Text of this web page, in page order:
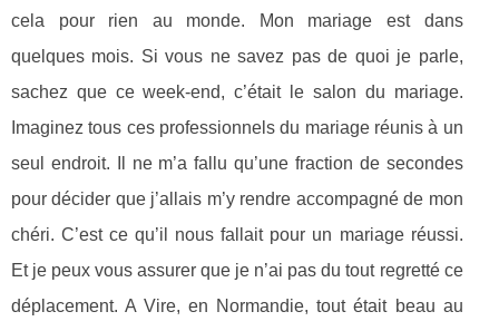
cela pour rien au monde. Mon mariage est dans
quelques mois. Si vous ne savez pas de quoi je parle,
sachez que ce week-end, c’était le salon du mariage.
Imaginez tous ces professionnels du mariage réunis à un
seul endroit. Il ne m’a fallu qu’une fraction de secondes
pour décider que j’allais m’y rendre accompagné de mon
chéri. C’est ce qu’il nous fallait pour un mariage réussi.
Et je peux vous assurer que je n’ai pas du tout regretté ce
déplacement. A Vire, en Normandie, tout était beau au